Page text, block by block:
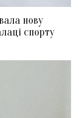
нову
спорту